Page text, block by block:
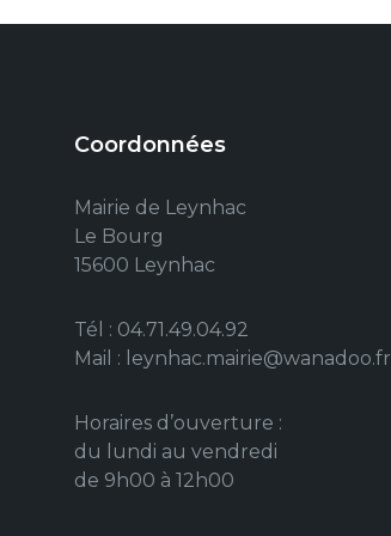
Coordonnées
Mairie de Leynhac
Le Bourg
15600 Leynhac
Tél : 04.71.49.04.92
Mail : leynhac.mairie@wanadoo.fr
Horaires d’ouverture :
du lundi au vendredi
de 9h00 à 12h00